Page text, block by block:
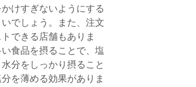
けすぎないようにする
でしょう。また、注文
できる店舗もありま
食品を摂ることで、塩
分をしっかり摂ること
を薄める効果がありま